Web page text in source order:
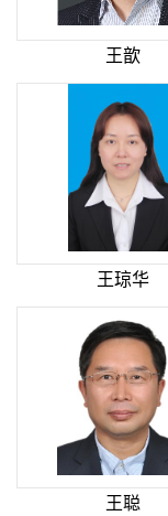
王歆
王琼华
王聪